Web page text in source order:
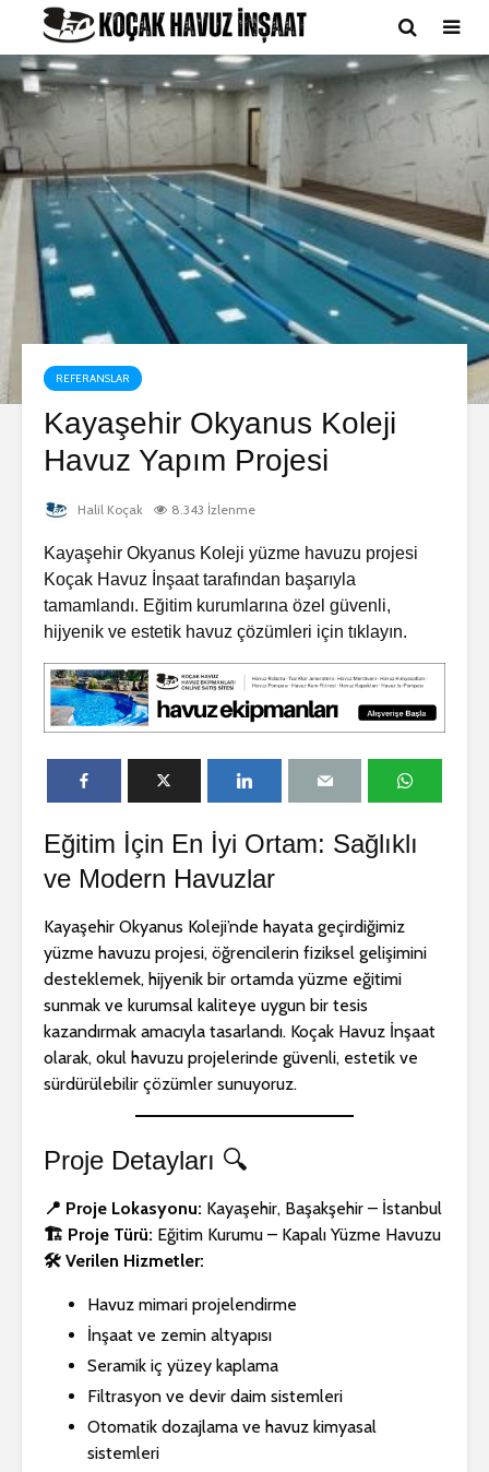
REFERANSLAR
Kayaşehir Okyanus Koleji
Havuz Yapım Projesi
Halil Koçak 8.343 İzlenme
Kayaşehir Okyanus Koleji yüzme havuzu projesi
Koçak Havuz İnşaat tarafından başarıyla
tamamlandı. Eğitim kurumlarına özel güvenli,
hijyenik ve estetik havuz çözümleri için tıklayın.
Eğitim İçin En İyi Ortam: Sağlıklı
ve Modern Havuzlar
Kayaşehir Okyanus Koleji’nde hayata geçirdiğimiz
yüzme havuzu projesi, öğrencilerin fiziksel gelişimini
desteklemek, hijyenik bir ortamda yüzme eğitimi
sunmak ve kurumsal kaliteye uygun bir tesis
kazandırmak amacıyla tasarlandı. Koçak Havuz İnşaat
olarak, okul havuzu projelerinde güvenli, estetik ve
sürdürülebilir çözümler sunuyoruz.
Proje Detayları 🔍
📍 Proje Lokasyonu: Kayaşehir, Başakşehir – İstanbul
🏗️ Proje Türü: Eğitim Kurumu – Kapalı Yüzme Havuzu
🛠️ Verilen Hizmetler:
Havuz mimari projelendirme
İnşaat ve zemin altyapısı
Seramik iç yüzey kaplama
Filtrasyon ve devir daim sistemleri
Otomatik dozajlama ve havuz kimyasal
sistemleri
Havuzu Projesi
Dragos Yüzme
Havuz Projesi 🏊‍♂️🌊
Bodrum Gümüşlük
Villa Havuzu
Projesi 🏖️💧
Havuzu
🏗️ Havuz İnşaat
🛠️ Havuz Onarımı
Hizmetleri
🔨 Havuz Tadilatı
Arada